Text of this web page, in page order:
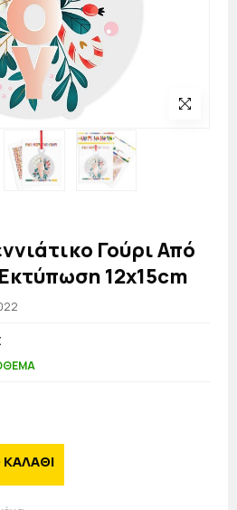
Γούρι Από
12x15cm